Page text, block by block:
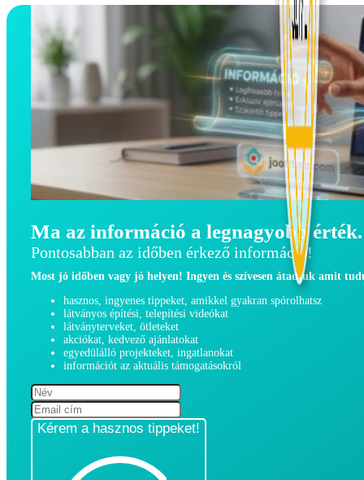
Ma az információ a legnagyobb érték.
Pontosabban az időben érkező információ!
Most jó időben vagy jó helyen! Ingyen és szívesen átadjuk amit
hasznos, ingyenes tippeket, amikkel gyakran spórolhatsz
látványos építési, telepítési videókat
látványterveket, ötleteket
akciókat, kedvező ajánlatokat
egyedülálló projekteket, ingatlanokat
információt az aktuális támogatásokról
Kérem a hasznos tippeket!